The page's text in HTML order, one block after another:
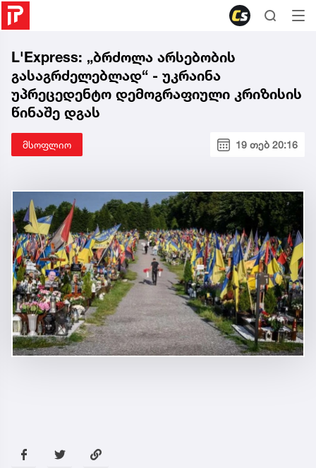
L'Express: „ბრძოლა არსებობის
გასაგრძელებლად“ - უკრაინა
უპრეცედენტო დემოგრაფიული კრიზისის
წინაშე დგას
მსოფლიო 19 თებ 20:16